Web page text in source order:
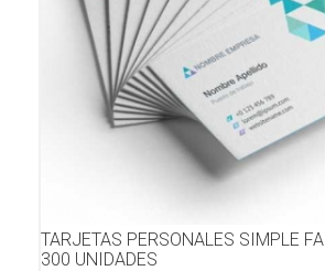
TARJETAS PERSONALES SIMPLE
300 UNIDADES